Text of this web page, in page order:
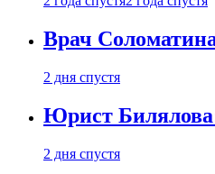
Врач
2 дня спустя
Юрист Билялова:
2 дня спустя